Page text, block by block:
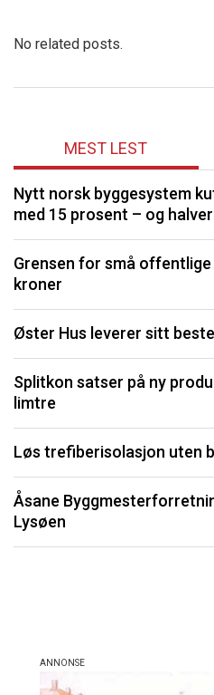
No related posts.
MEST LEST
Nytt norsk byggesystem
med 15 prosent – og
Grensen for små
kroner
Øster Hus leverer sitt
Splitkon satser på ny
limtre
Løs trefiberisolasjon uten
Åsane
Lysøen